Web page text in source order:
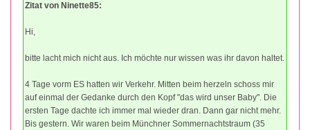
Zitat von Ninette85:
Hi,
bitte lacht mich nicht aus. Ich möchte nur wissen was ihr davon haltet.
4 Tage vorm ES hatten wir Verkehr. Mitten beim herzeln schoss mir
auf einmal der Gedanke durch den Kopf "das wird unser Baby". Die
ersten Tage dachte ich immer mal wieder dran. Dann gar nicht mehr.
Bis gestern. Wir waren beim Münchner Sommernachtstraum (35